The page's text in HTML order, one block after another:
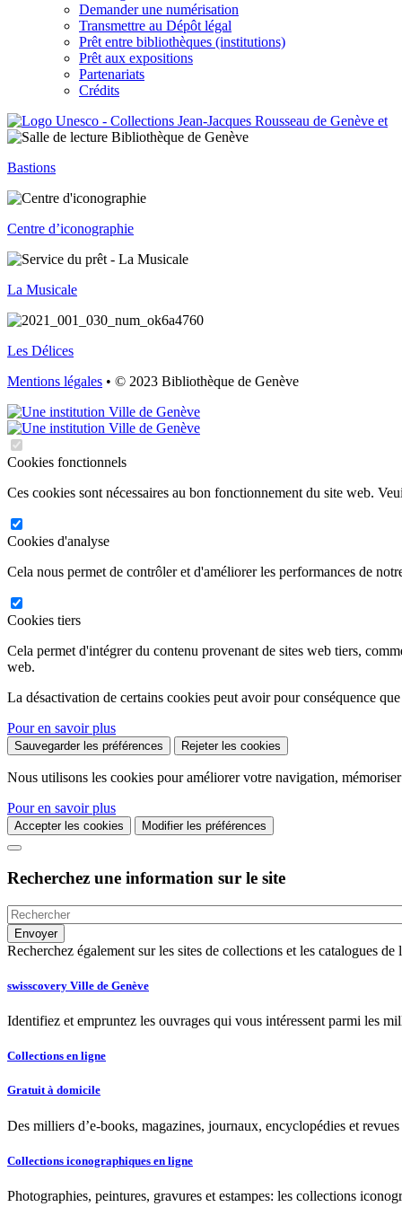
Demander une numérisation
Transmettre au Dépôt légal
Prêt entre bibliothèques (institutions)
Prêt aux expositions
Partenariats
Crédits
Bastions
Centre d’iconographie
La Musicale
Les Délices
Mentions légales • © 2023 Bibliothèque de Genève
Cookies fonctionnels
Ces cookies sont nécessaires au bon fonctionnement du site web.
Cookies d'analyse
Cela nous permet de contrôler et d'améliorer les performances de
Cookies tiers
Cela permet d'intégrer du contenu provenant de sites web tiers,
web.
La désactivation de certains cookies peut avoir pour conséquence
Pour en savoir plus
Sauvegarder les préférences Rejeter les cookies
Nous utilisons les cookies pour améliorer votre navigation,
Pour en savoir plus
Accepter les cookies Modifier les préférences
Recherchez une information sur le site
Recherchez également sur les sites de collections et les catalogues
swisscovery Ville de Genève
Identifiez et empruntez les ouvrages qui vous intéressent parmi les
Collections en ligne
Gratuit à domicile
Des milliers d’e-books, magazines, journaux, encyclopédies et
Collections iconographiques en ligne
Photographies, peintures, gravures et estampes: les collections